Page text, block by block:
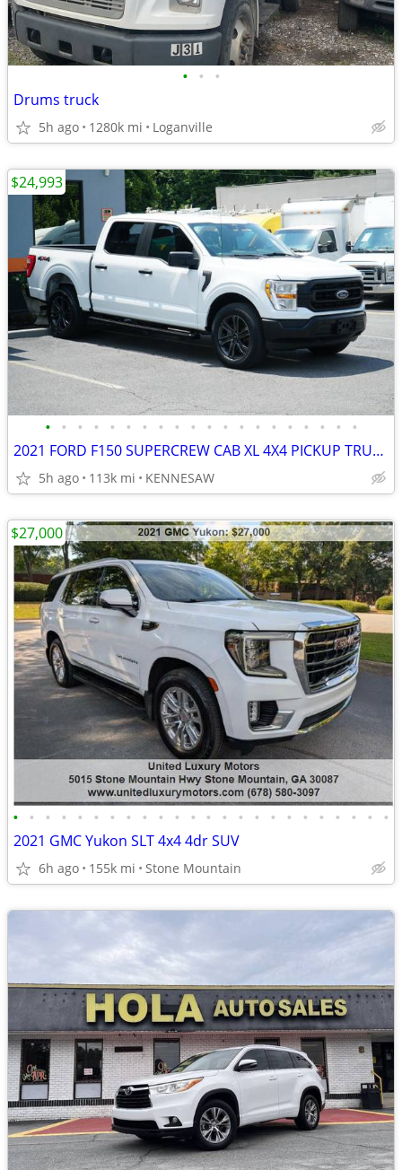
• • •
Drums truck
5h ago 1280k mi Loganville
• • • • • • • • • • • • • • • • • • • •
2021 FORD F150 SUPERCREW CAB XL 4X4 PICKUP TRUCK - ONE OWNER
5h ago 113k mi KENNESAW
$24,993
• • • • • • • • • • • • • • • • • • • • • • • •
2021 GMC Yukon SLT 4x4 4dr SUV
6h ago 155k mi Stone Mountain
$27,000